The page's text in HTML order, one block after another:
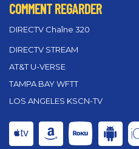
COMMENT REGARDER
DIRECTV Chaîne 320
DIRECTV STREAM
AT&T U-VERSE
TAMPA BAY WFTT
LOS ANGELES KSCN-TV